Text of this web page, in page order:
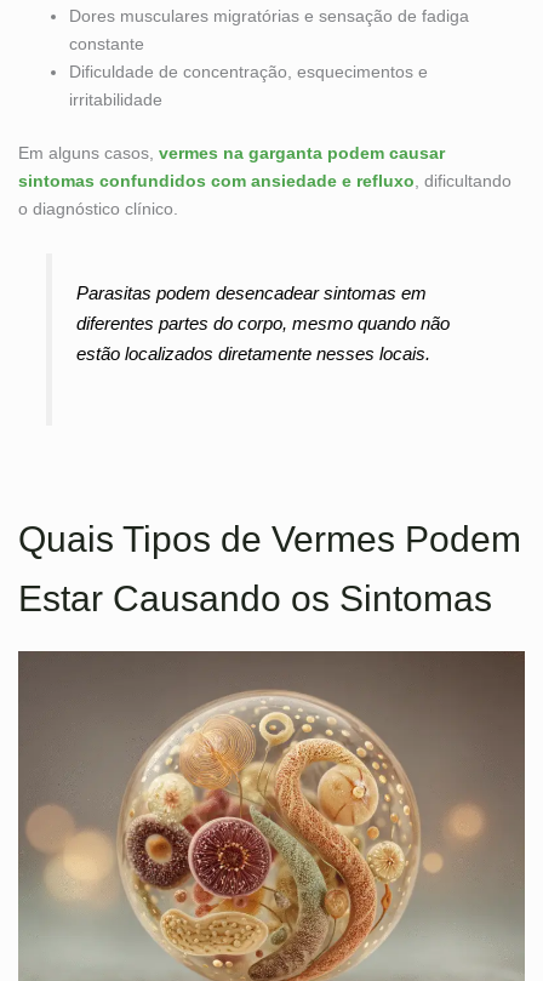
Dores musculares migratórias e sensação de fadiga
constante
Dificuldade de concentração, esquecimentos e
irritabilidade
Em alguns casos, vermes na garganta podem causar
sintomas confundidos com ansiedade e refluxo , dificultando
o diagnóstico clínico.
Parasitas podem desencadear sintomas em
diferentes partes do corpo, mesmo quando não
estão localizados diretamente nesses locais.
Quais Tipos de Vermes Podem
Estar Causando os Sintomas